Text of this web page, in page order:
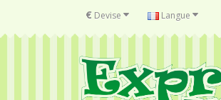
€ Devise Langue